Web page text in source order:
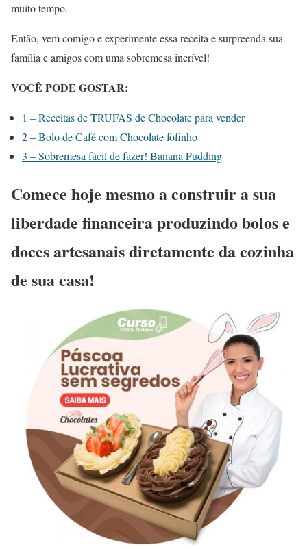
muito tempo.
Então, vem comigo e experimente essa receita e surpreenda sua
família e amigos com uma sobremesa incrível!
VOCÊ PODE GOSTAR:
1 – Receitas de TRUFAS de Chocolate para vender
2 – Bolo de Café com Chocolate fofinho
3 – Sobremesa fácil de fazer! Banana Pudding
Comece hoje mesmo a construir a sua
liberdade financeira produzindo bolos e
doces artesanais diretamente da cozinha
de sua casa!